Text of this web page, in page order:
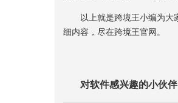
以上就是跨境王小编为大家
细内容，尽在跨境王官网。
对软件感兴趣的小伙